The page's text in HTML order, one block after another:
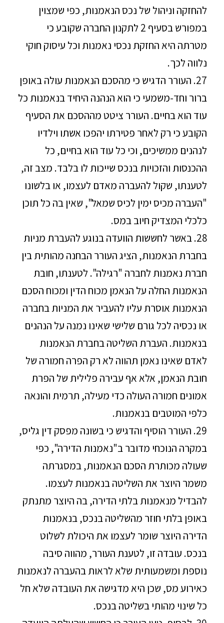
להחזקה וניהול של נכס הנאמנות, כפי שמצוין
במפורש בסעיף 2 לתקנון החברה שקובע כי
מטרתה היא החזקת נכסי נאמנות וכל עיסוק חוקי
נלווה לכך.
27. העורר הדגיש כי מהסכם הנאמנות עולה באופן
ברור וחד-משמעי כי הוא הנהנה היחיד בנאמנות כל
עוד הוא בחיים. העורר ציטט מההסכם את הסעיף
הקובע כי רק לאחר פטירתו יהפכו אשתו וילדיו
לנהנים ממשיכים, וכי כל עוד הוא בחיים, כל
ההכנסות והזכויות בנכס שייכות לו בלבד. מצב זה,
לטענתו, שקול להעברה מאדם לעצמו, או בלשונו
"העברה מכיס ימין לכיס שמאל", שאין בה כל תוכן
כלכלי המצדיק חיוב במס.
28. באשר לחששות הוועדה בנוגע להעברת מניות
בחברת הנאמנות, הציג העורר הבחנה מהותית בין
חברת נאמנות לחברה "רגילה". לטענתו, חובת
הנאמנות החלה על הנאמן מכוח הדין ומכוח הסכם
הנאמנות אוסרת עליו להעביר את המניות בחברה
או נכסיה לכל גורם שלישי שאינו נמנה על הנהנים
בנאמנות. העברת השליטה בחברת הנאמנות
לאדם שאינו נאמן תהווה לא רק הפרה חמורה של
חובת הנאמן, אלא אף עבירה פלילית של הפרת
אמונים חמורה העולה כדי מעילה, תרמית והונאה
כלפי המוטבים בנאמנות.
29. העורר הוסיף והדגיש כי בשונה מפסק דין גליס,
במקרה הנוכחי מדובר ב"נאמנות הדירה", כפי
שעולה מכותרת הסכם הנאמנות, במסגרתה
משמר היוצר את השליטה בנאמנות לעצמו.
להבדיל מנאמנות בלתי הדירה, בה היוצר מתנתק
באופן בלתי חוזר מהשליטה בנכס, בנאמנות
הדירה היוצר שומר לעצמו את היכולת לשלוט
בנכס. עובדה זו, לטענת העורר, מהווה סיבה
נוספת ומשמעותית שלא לראות בהעברה לנאמנות
כאירוע מס, שכן היא מדגישה את העובדה שלא חל
כל שינוי מהותי בשליטה בנכס.